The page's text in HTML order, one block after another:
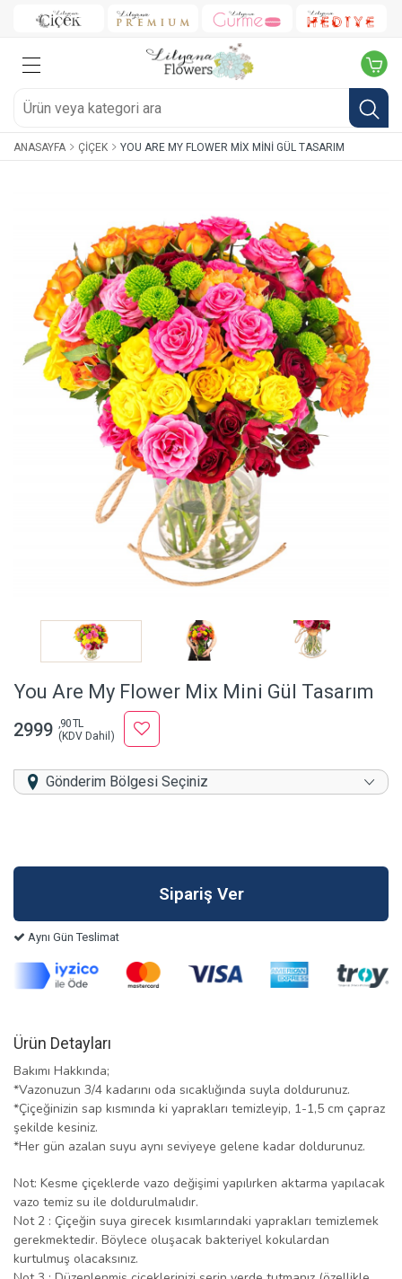
ANASAYFA ÇIÇEK YOU ARE MY FLOWER MIX MINI GÜL TASARIM
You Are My Flower Mix Mini Gül Tasarım
2999 ,90 TL
(KDV Dahil)
Gönderim Bölgesi Seçiniz
Aynı Gün Teslimat
Ürün Detayları
Bakımı Hakkında;
*Vazonuzun 3/4 kadarını oda sıcaklığında suyla doldurunuz.
*Çiçeğinizin sap kısmında ki yaprakları temizleyip, 1-1,5 cm çapraz
şekilde kesiniz.
*Her gün azalan suyu aynı seviyeye gelene kadar doldurunuz.
Not: Kesme çiçeklerde vazo değişimi yapılırken aktarma yapılacak
vazo temiz su ile doldurulmalıdır.
Not 2 : Çiçeğin suya girecek kısımlarındaki yaprakları temizlemek
gerekmektedir. Böylece oluşacak bakteriyel kokulardan
kurtulmuş olacaksınız.